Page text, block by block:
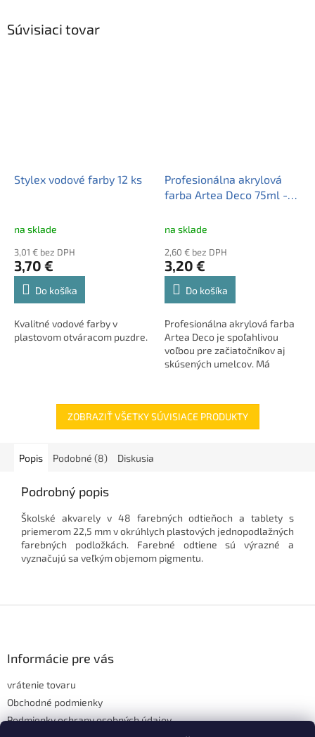
Súvisiaci tovar
Stylex vodové farby 12 ks
na sklade
3,01 € bez DPH
3,70 €
Do košíka
Kvalitné vodové farby v
plastovom otváracom puzdre.
Profesionálna akrylová
farba Artea Deco 75ml -
Neónová, 309123019
na sklade
2,60 € bez DPH
3,20 €
Do košíka
Profesionálna akrylová farba
Artea Deco je spoľahlivou
voľbou pre začiatočníkov aj
skúsených umelcov. Má
rýchlo schne. Vhodná na
rôzne povrchy – od plátna až
po sklo.
ZOBRAZIŤ VŠETKY SÚVISIACE PRODUKTY
Popis Podobné (8) Diskusia
Podrobný popis
Školské akvarely v 48 farebných odtieňoch a tablety s
priemerom 22,5 mm v okrúhlych plastových jednopodlažných
farebných podložkách. Farebné odtiene sú výrazné a
vyznačujú sa veľkým objemom pigmentu.
Informácie pre vás
vrátenie tovaru
Obchodné podmienky
Podmienky ochrany osobných údajov